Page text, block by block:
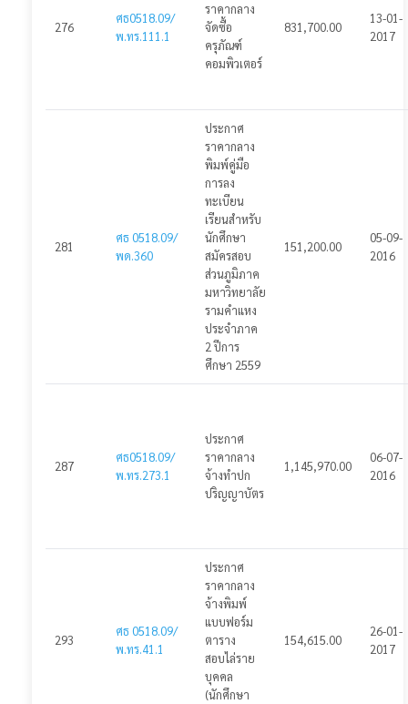
ประกาศร่างเอกสารเชิญชวน
แจ้งปัญหาการใช้งาน
276
ศธ0518.09/
พ.ทร.111.1
ราคากลาง
จัดซื้อ
ครุภัณฑ์
คอมพิวเตอร์
831,700.00
13-01-
2017
281
ศธ 0518.09/
พด.360
ประกาศ
ราคากลาง
พิมพ์คู่มือ
การลง
ทะเบียน
เรียนสำหรับ
นักศึกษา
สมัครสอบ
ส่วนภูมิภาค
มหาวิทยาลัย
รามคำแหง
ประจำภาค
2 ปีการ
ศึกษา 2559
151,200.00
05-09-
2016
287
ศธ0518.09/
พ.ทร.273.1
ประกาศ
ราคากลาง
จ้างทำปก
ปริญญาบัตร
1,145,970.00
06-07-
2016
293
ศธ 0518.09/
พ.ทร.41.1
ประกาศ
ราคากลาง
จ้างพิมพ์
แบบฟอร์ม
ตาราง
สอบไล่ราย
บุคคล
(นักศึกษา
154,615.00
26-01-
2017